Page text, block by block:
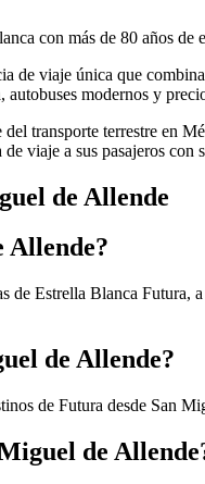
con más de 80 años de
de viaje única que
modernos y
del transporte terrestre en
viaje a sus pasajeros con
de Allende
Allende?
de Estrella Blanca
de Allende?
de Futura desde San
de